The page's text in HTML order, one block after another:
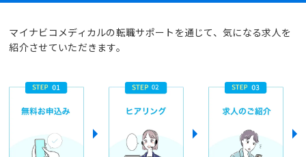
マイナビコメディカルの転職サポートを通じて、気になる求人を
紹介させていただきます。